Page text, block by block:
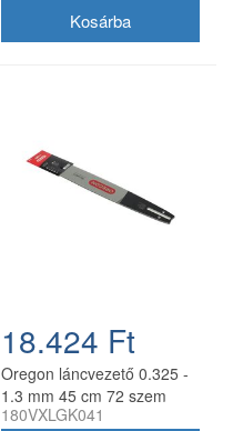
18.424 Ft
Oregon láncvezető 0.325 -
1.3 mm 45 cm 72 szem
Husqvarna fűrészekhez
180VXLGK041